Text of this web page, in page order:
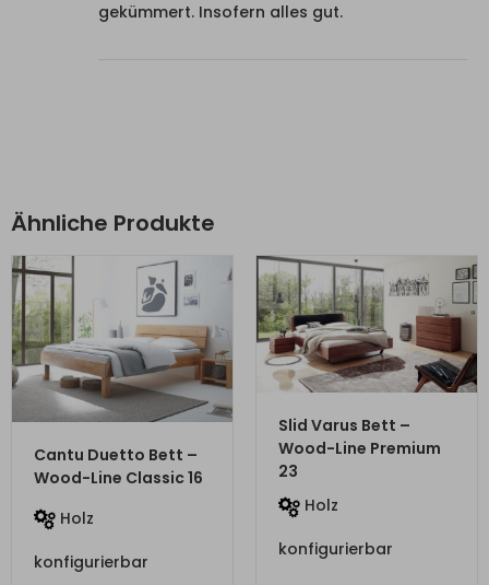
gekümmert. Insofern alles gut.
Ähnliche Produkte
Cantu Duetto Bett –
Wood-Line Classic 16
Holz
konfigurierbar
Slid Varus Bett –
Wood-Line Premium
23
Holz
konfigurierbar